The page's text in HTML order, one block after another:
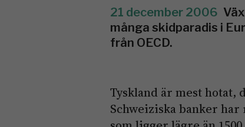
21 december 2006
många skidparadis i
från OECD.
Tyskland är mest
Schweiziska banker